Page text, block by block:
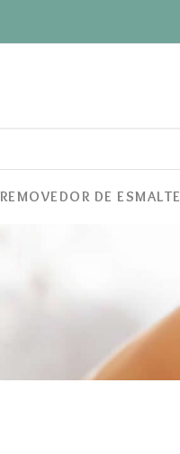
REMOVEDOR DE ESMALTE